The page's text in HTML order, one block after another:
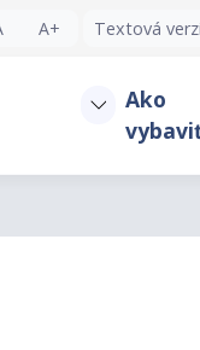
A+ Textová
Ako